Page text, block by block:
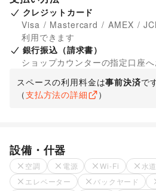
クレジットカード
Visa / Mastercard / AMEX /
利用できます
銀行振込（請求書）
ショップカウンターの指定口座
スペースの利用料金は事前決済で
（支払方法の詳細 ）
設備・什器
空調 電源 Wi-Fi 水道
エレベーター
バックヤード